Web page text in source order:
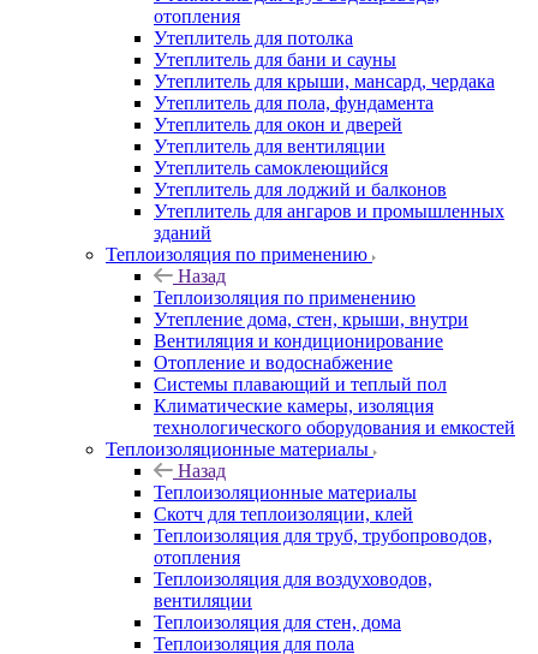
отопления
Утеплитель для потолка
Утеплитель для бани и сауны
Утеплитель для крыши, мансард, чердака
Утеплитель для пола, фундамента
Утеплитель для окон и дверей
Утеплитель для вентиляции
Утеплитель самоклеющийся
Утеплитель для лоджий и балконов
Утеплитель для ангаров и промышленных
зданий
Теплоизоляция по применению
Назад
Теплоизоляция по применению
Утепление дома, стен, крыши, внутри
Вентиляция и кондиционирование
Отопление и водоснабжение
Системы плавающий и теплый пол
Климатические камеры, изоляция
технологического оборудования и емкостей
Теплоизоляционные материалы
Назад
Теплоизоляционные материалы
Скотч для теплоизоляции, клей
Теплоизоляция для труб, трубопроводов,
отопления
Теплоизоляция для воздуховодов,
вентиляции
Теплоизоляция для стен, дома
Теплоизоляция для пола